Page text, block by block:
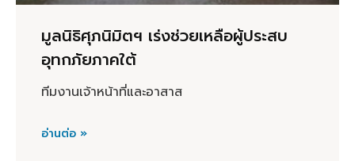
มูลนิธิศุภนิมิตฯ เร่งช่วยเหลือผู้ประสบ
อุทกภัยภาคใต้
ทีมงานเจ้าหน้าที่และอาสาส
อ่านต่อ »